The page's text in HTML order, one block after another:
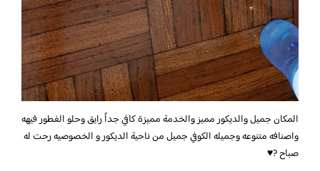
المكان جميل والديكور مميز والخدمة مميزة كافي جداً رايق وحلو الفطور فيهه
واصنافه متنوعه وجميله الكوفي جميل من ناحية الديكور و الخصوصيه رحت له
صباح ?♥️